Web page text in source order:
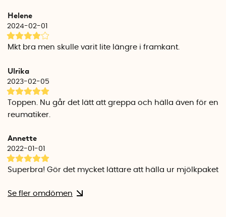
Helene
2024-02-01
Mkt bra men skulle varit lite längre i framkant.
Ulrika
2023-02-05
Toppen. Nu går det lätt att greppa och hälla även för en
reumatiker.
Annette
2022-01-01
Superbra! Gör det mycket lättare att hälla ur mjölkpaket
Se fler omdömen